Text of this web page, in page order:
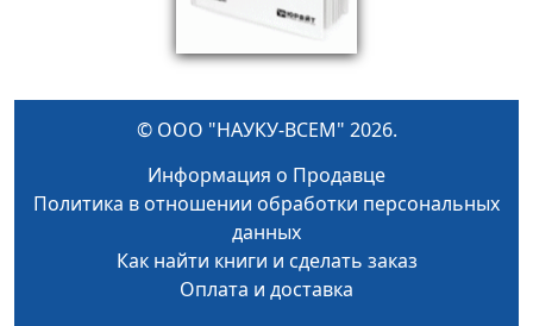
© ООО "НАУКУ-ВСЕМ" 2026.
Информация о Продавце
Политика в отношении обработки персональных
данных
Как найти книги и сделать заказ
Оплата и доставка